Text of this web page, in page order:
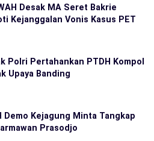
Desak MA Seret Bakrie
Kejanggalan Vonis Kasus PET
Polri Pertahankan PTDH Kompol
Upaya Banding
Demo Kejagung Minta Tangkap
Prasodjo